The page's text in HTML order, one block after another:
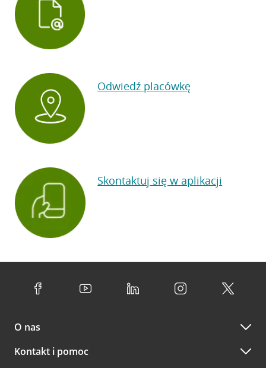
Odwiedź placówkę
Skontaktuj się w aplikacji
O nas
Kontakt i pomoc